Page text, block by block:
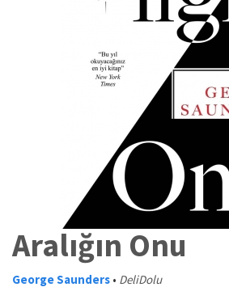
Aralığın Onu
George Saunders • DeliDolu